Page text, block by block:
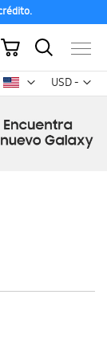
USD -
dólar
Mi carrito